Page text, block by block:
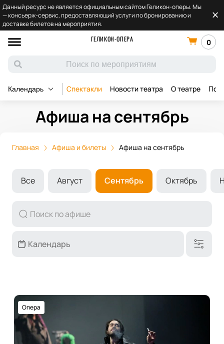
Данный ресурс не является официальным сайтом Геликон-оперы. Мы
— консьерж-сервис, предоставляющий услуги по бронированию и
доставке билетов на мероприятия.
ГЕЛИКОН-ОПЕРА
0
Календарь Спектакли Новости театра О театре
Афиша на сентябрь
Главная Афиша и билеты Афиша на сентябрь
Все Август Сентябрь Октябрь
Опера